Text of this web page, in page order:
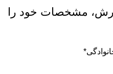
مشخصات خود را
*